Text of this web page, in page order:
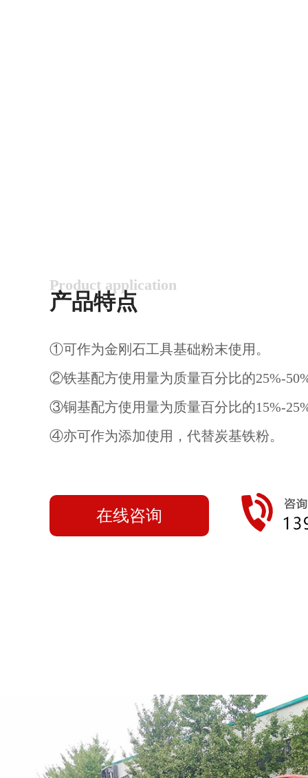
Product application
产品特点
①可作为金刚石工具基础粉末使用。
②铁基配方使用量为质量百分比的25%-
③铜基配方使用量为质量百分比的15%-
④亦可作为添加使用，代替炭基铁粉。
在线咨询